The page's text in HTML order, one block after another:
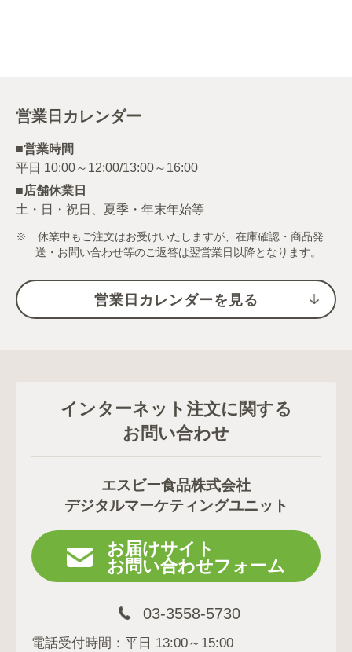
営業日カレンダー
■営業時間
■店舗休業日
土・日・祝日、夏季・年末年始等
※ 休業中もご注文はお受けいたしますが、在庫確認・商品発
送・お問い合わせ等のご返答は翌営業日以降となります。
営業日カレンダーを見る
インターネット注文に関する
お問い合わせ
エスビー食品株式会社
デジタルマーケティングユニット
お届けサイト
お問い合わせフォーム
03-3558-5730
電話受付時間：平日 13:00～15:00